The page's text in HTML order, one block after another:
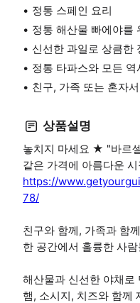
정통 스페인 요리
정통 해산물 빠에야를
신선한 과일로 상큼한
정통 타파스와 모든
친구, 가족 또는 혼자
상품설명
놓치지 마세요 ★ "바르
같은 가격에 아름다운
https://
78/
친구와 함께, 가족과 함
한 공간에서 훌륭한 사
해산물과 신선한 야채로
햄, 소시지, 치즈와 함께